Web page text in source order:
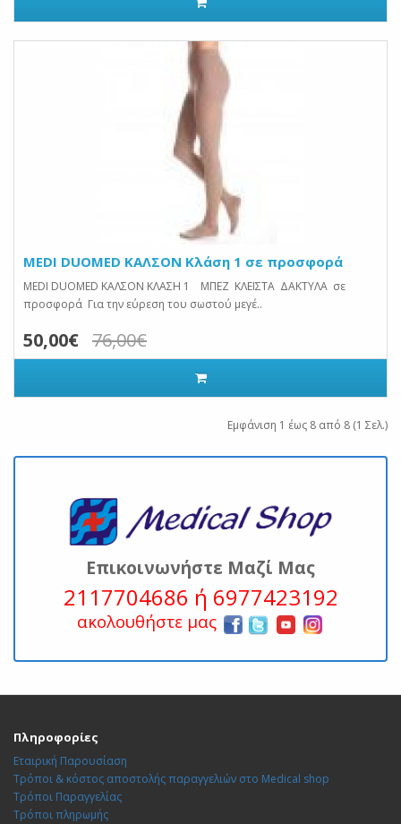
MEDI DUOMED ΚΑΛΣΟΝ Κλάση 1 σε προσφορά
MEDI DUOMED ΚΑΛΣΟΝ ΚΛΑΣΗ 1 ΜΠΕΖ ΚΛΕΙΣΤΑ ΔΑΚΤΥΛΑ σε
προσφορά Για την εύρεση του σωστού μεγέ..
50,00€ 76,00€
Εμφάνιση 1 έως 8 από 8 (1 Σελ.)
Επικοινωνήστε Μαζί Μας
2117704686 ή 6977423192
ακολουθήστε μας
Πληροφορίες
Εταιρική Παρουσίαση
Τρόποι & κόστος αποστολής παραγγελιών στο Medical shop
Τρόποι Παραγγελίας
Τρόποι πληρωμής